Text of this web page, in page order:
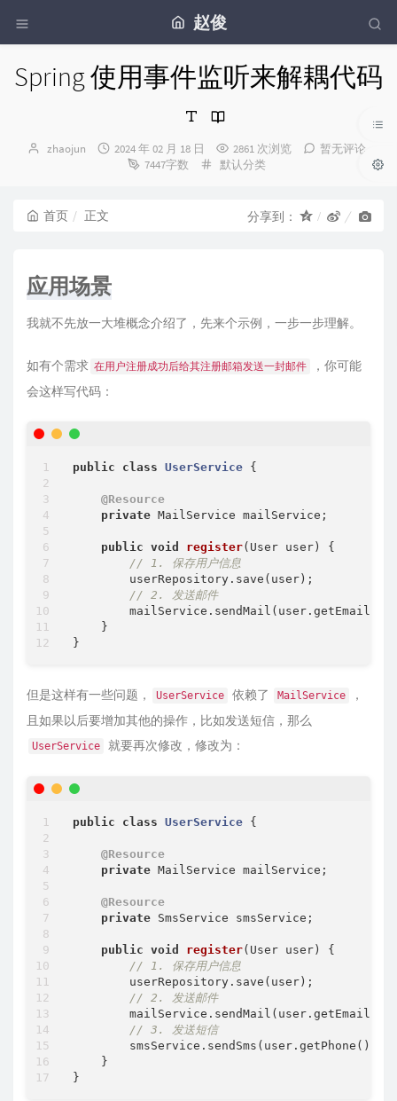
赵俊
Spring 使用事件监听来解耦代码
博
zhaojun
发
2024 年 02 月 18 日 2861 次浏览
暂无评论
7447字数
分
默认分类
首页 正文 分享到：
应用场景
我就不先放一大堆概念介绍了，先来个示例，一步一步理解。
如有个需求 在用户注册成功后给其注册邮箱发送一封邮件
，你可能
会这样写代码：
public class UserService {
@Resource
private MailService mailService;
public void register(User user)
{
// 1. 保存用户信息
        userRepository.save(user);
// 2. 发送邮件
    }
但是这样有一些问题， UserService 依赖了 MailService
，
且如果以后要增加其他的操作，比如发送短信，那么
UserService 就要再次修改，修改为：
public class UserService {
@Resource
private MailService mailService;
@Resource
private SmsService smsService;
public void register(User user)
{
// 1. 保存用户信息
        userRepository.save(user);
// 2. 发送邮件
// 3. 发送短信
        smsService.sendSms(user.getPhone(),
    }